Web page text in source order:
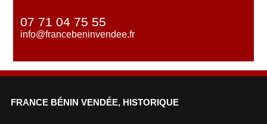
07 71 04 75 55
info@francebeninvendee.fr
FRANCE BÉNIN VENDÉE, HISTORIQUE